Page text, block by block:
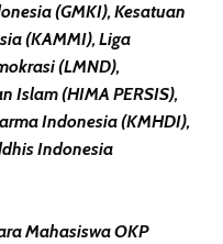
(GMKI), Kesatuan
(KAMMI), Liga
(LMND),
Islam (HIMA PERSIS),
Indonesia (KMHDI),
Indonesia
Mahasiswa OKP